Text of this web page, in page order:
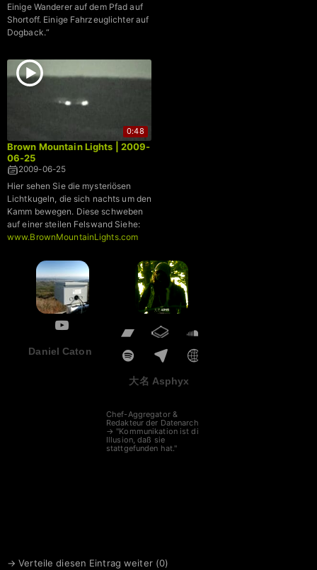
Einige Wanderer auf dem Pfad auf
Shortoff. Einige Fahrzeuglichter auf
Dogback.“
0:48
Brown Mountain Lights | 2009-
06-25
2009-06-25
Hier sehen Sie die mysteriösen
Lichtkugeln, die sich nachts um den
Kamm bewegen. Diese schweben
auf einer steilen Felswand Siehe:
www.BrownMountainLights.com
Daniel Caton
大名 Asphyx
Chef-Aggregator &
Redakteur der Datenarche
→ "Kommunikation ist die
Illusion, daß sie
stattgefunden hat."
→ Verteile diesen Eintrag weiter (0)